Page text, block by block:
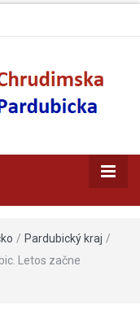
Info z
/ Pardubický kraj /
Letos začne